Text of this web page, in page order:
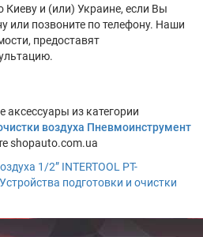
Киеву и (или) Украине, если Вы
или позвоните по телефону. Наши
предоставят
аксессуары из категории
воздуха Пневмоинструмент
shopauto.com.ua
1/2” INTERTOOL PT-
Устройства подготовки и очистки